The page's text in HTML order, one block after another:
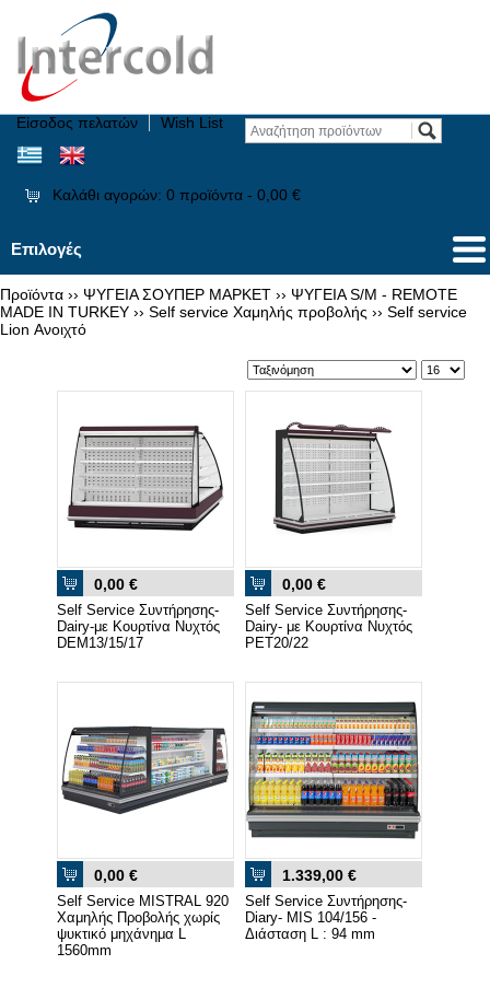
Είσοδος πελατών Wish List
Καλάθι αγορών: 0 προϊόντα - 0,00 €
Επιλογές
Προϊόντα ›› ΨΥΓΕΙΑ ΣΟΥΠΕΡ ΜΑΡΚΕΤ ›› ΨΥΓΕΙΑ S/M - REMOTE
MADE IN TURKEY ›› Self service Χαμηλής προβολής ›› Self service
Lion Ανοιχτό
0,00 €
Self Service Συντήρησης-
Dairy-με Κουρτίνα Νυχτός
DEM13/15/17
0,00 €
Self Service Συντήρησης-
Dairy- με Κουρτίνα Νυχτός
PET20/22
0,00 €
Self Service MISTRAL 920
Χαμηλής Προβολής χωρίς
ψυκτικό μηχάνημα L
1560mm
1.339,00 €
Self Service Συντήρησης-
Diary- MIS 104/156 -
Διάσταση L : 94 mm